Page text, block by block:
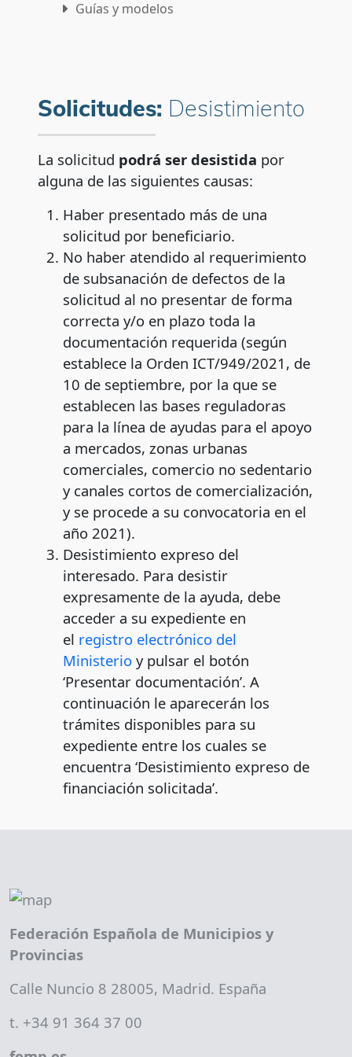
Guías y modelos
Preguntas frecuentes
Contactos para la resolución de dudas
Solicitudes: Desistimiento
La solicitud podrá ser desistida por
alguna de las siguientes causas:
Haber presentado más de una
solicitud por beneficiario.
No haber atendido al requerimiento
de subsanación de defectos de la
solicitud al no presentar de forma
correcta y/o en plazo toda la
documentación requerida (según
establece la Orden ICT/949/2021, de
10 de septiembre, por la que se
establecen las bases reguladoras
para la línea de ayudas para el apoyo
a mercados, zonas urbanas
comerciales, comercio no sedentario
y canales cortos de comercialización,
y se procede a su convocatoria en el
año 2021).
Desistimiento expreso del
interesado. Para desistir
expresamente de la ayuda, debe
acceder a su expediente en
el registro electrónico del
Ministerio y pulsar el botón
‘Presentar documentación’. A
continuación le aparecerán los
trámites disponibles para su
expediente entre los cuales se
encuentra ‘Desistimiento expreso de
financiación solicitada’.
Federación Española de Municipios y
Provincias
Calle Nuncio 8 28005, Madrid. España
t. +34 91 364 37 00